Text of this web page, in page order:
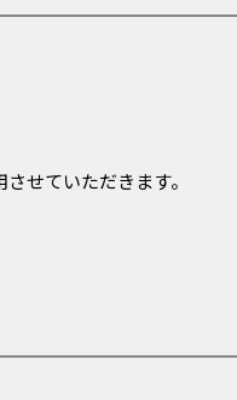
せていただきます。